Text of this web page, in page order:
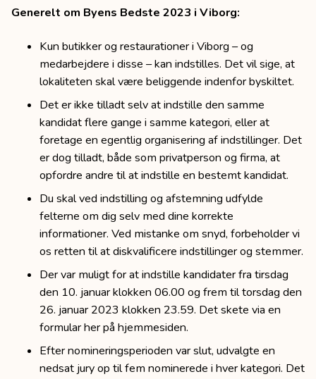
Generelt om Byens Bedste 2023 i Viborg:
Kun butikker og restaurationer i Viborg – og
medarbejdere i disse – kan indstilles. Det vil sige, at
lokaliteten skal være beliggende indenfor byskiltet.
Det er ikke tilladt selv at indstille den samme
kandidat flere gange i samme kategori, eller at
foretage en egentlig organisering af indstillinger. Det
er dog tilladt, både som privatperson og firma, at
opfordre andre til at indstille en bestemt kandidat.
Du skal ved indstilling og afstemning udfylde
felterne om dig selv med dine korrekte
informationer. Ved mistanke om snyd, forbeholder vi
os retten til at diskvalificere indstillinger og stemmer.
Der var muligt for at indstille kandidater fra tirsdag
den 10. januar klokken 06.00 og frem til torsdag den
26. januar 2023 klokken 23.59. Det skete via en
formular her på hjemmesiden.
Efter nomineringsperioden var slut, udvalgte en
nedsat jury op til fem nominerede i hver kategori. Det